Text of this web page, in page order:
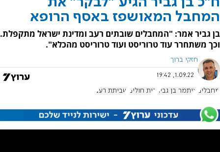
המחבל המאושפז באסף הרופא
בן גביר אמר: "המחבלים שובתים רעב ומדינת ישראל מתקפלת.
וכך משתחרר עוד טרוריסט ועוד טרוריסט מהכלא".
חזקי ברוך
1.09.22, 19:42
מחבלים איתמר בן גביר בית חולים שביתת רעב